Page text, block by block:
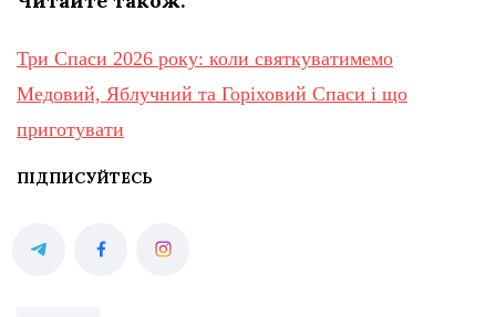
Три Спаси 2026 року: коли святкуватимемо
Медовий, Яблучний та Горіховий Спаси і що
приготувати
ПІДПИСУЙТЕСЬ